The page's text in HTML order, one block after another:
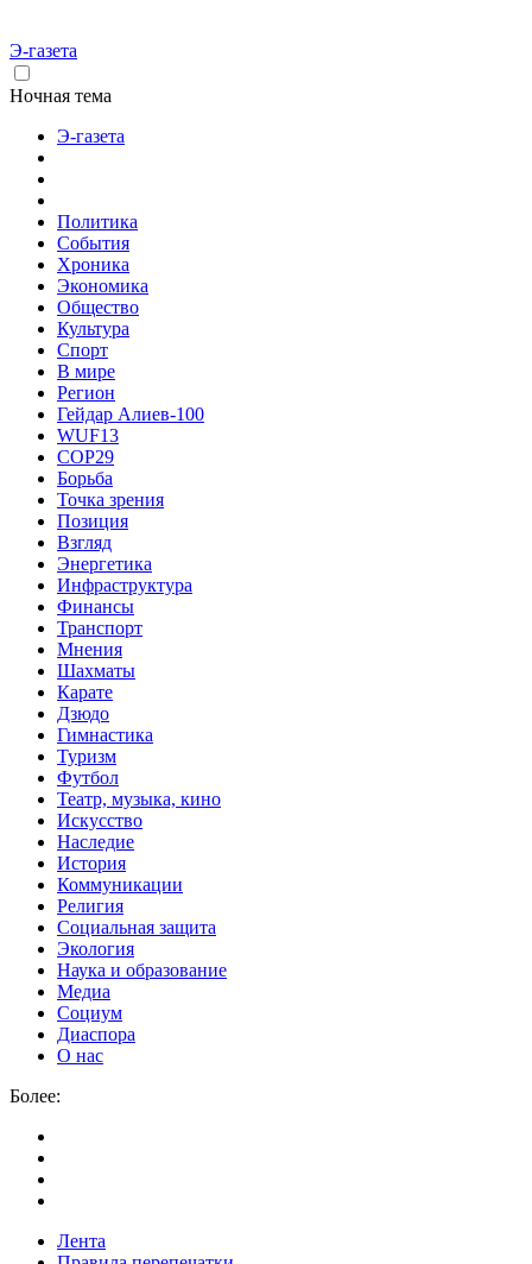
Э-газета
Ночная тема
Э-газета
Политика
События
Хроника
Экономика
Общество
Культура
Спорт
В мире
Регион
Гейдар Алиев-100
WUF13
COP29
Борьба
Точка зрения
Позиция
Взгляд
Энергетика
Инфраструктура
Финансы
Транспорт
Мнения
Шахматы
Карате
Дзюдо
Гимнастика
Туризм
Футбол
Театр, музыка, кино
Искусство
Наследие
История
Коммуникации
Религия
Социальная защита
Экология
Наука и образование
Медиа
Социум
Диаспора
О нас
Более:
Лента